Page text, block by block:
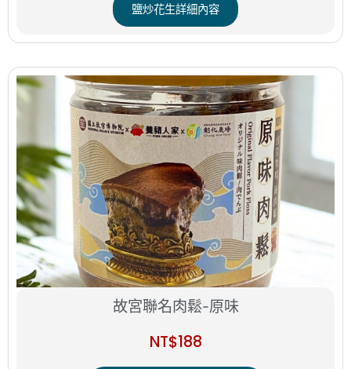
鹽炒花生詳細內容
故宮聯名肉鬆-原味
NT$188